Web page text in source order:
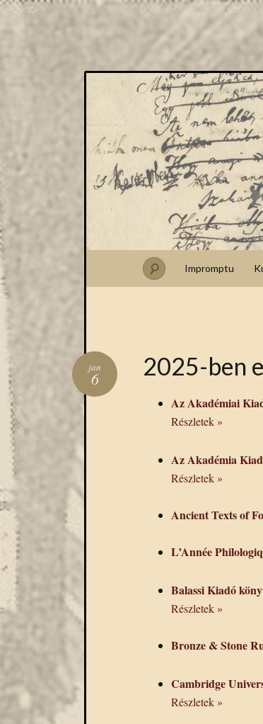
Impromptu
2025-ben
jan
6
Az Akadémiai
Részletek »
Az Akadémia
Részletek »
Ancient Texts of
L’Année
Balassi Kiadó
Részletek »
Bronze & Stone
Cambridge
Részletek »